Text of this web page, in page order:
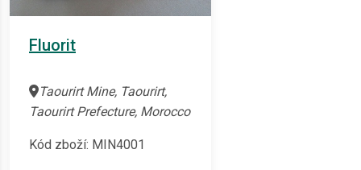
Fluorit
Taourirt Mine, Taourirt,
Taourirt Prefecture, Morocco
Kód zboží: MIN4001